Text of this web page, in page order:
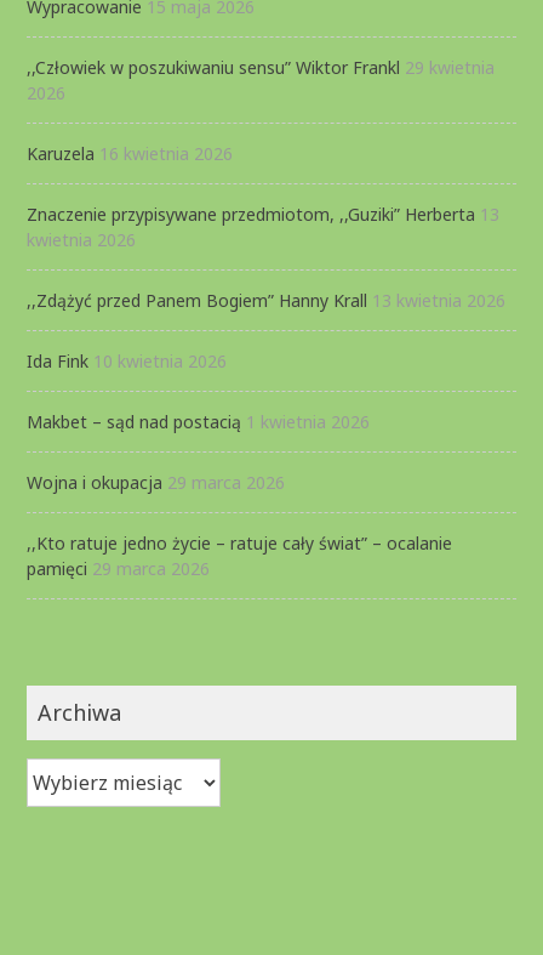
Wypracowanie 15 maja 2026
,,Człowiek w poszukiwaniu sensu” Wiktor Frankl 29 kwietnia
2026
Karuzela 16 kwietnia 2026
Znaczenie przypisywane przedmiotom, ,,Guziki” Herberta 13
kwietnia 2026
,,Zdążyć przed Panem Bogiem” Hanny Krall 13 kwietnia 2026
Ida Fink 10 kwietnia 2026
Makbet – sąd nad postacią 1 kwietnia 2026
Wojna i okupacja 29 marca 2026
,,Kto ratuje jedno życie – ratuje cały świat” – ocalanie
pamięci 29 marca 2026
Archiwa